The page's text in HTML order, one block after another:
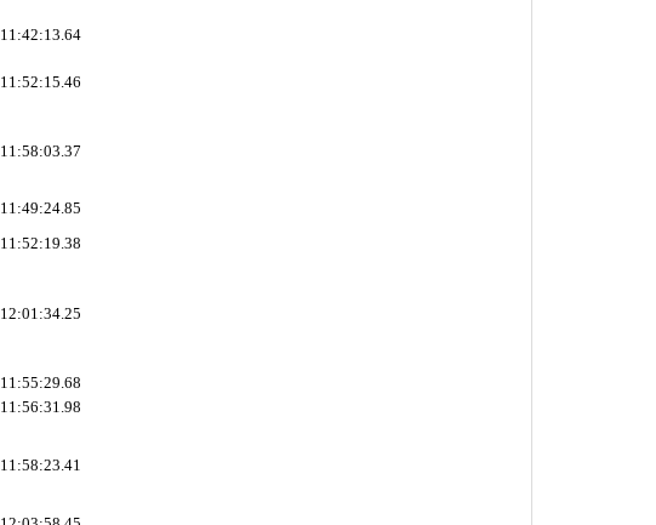
11:42:13.64
11:52:15.46
11:58:03.37
11:49:24.85
11:52:19.38
12:01:34.25
11:55:29.68
11:56:31.98
11:58:23.41